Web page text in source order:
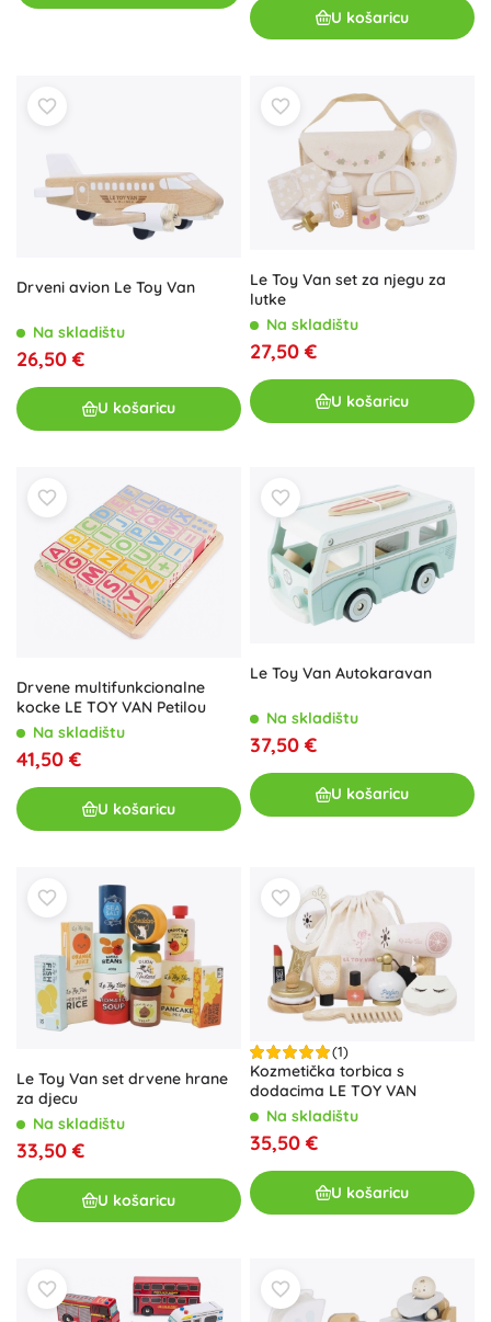
U košaricu
Drveni avion Le Toy Van
Na skladištu
26,50 €
U košaricu
Le Toy Van set za njegu za
lutke
Na skladištu
27,50 €
U košaricu
Drvene multifunkcionalne
kocke LE TOY VAN Petilou
Na skladištu
41,50 €
U košaricu
Le Toy Van Autokaravan
Na skladištu
37,50 €
U košaricu
Le Toy Van set drvene hrane
za djecu
Na skladištu
33,50 €
U košaricu
(1)
Kozmetička torbica s
dodacima LE TOY VAN
Na skladištu
35,50 €
U košaricu